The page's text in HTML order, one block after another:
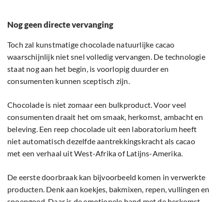
Nog geen directe vervanging
Toch zal kunstmatige chocolade natuurlijke cacao
waarschijnlijk niet snel volledig vervangen. De technologie
staat nog aan het begin, is voorlopig duurder en
consumenten kunnen sceptisch zijn.
Chocolade is niet zomaar een bulkproduct. Voor veel
consumenten draait het om smaak, herkomst, ambacht en
beleving. Een reep chocolade uit een laboratorium heeft
niet automatisch dezelfde aantrekkingskracht als cacao
met een verhaal uit West-Afrika of Latijns-Amerika.
De eerste doorbraak kan bijvoorbeeld komen in verwerkte
producten. Denk aan koekjes, bakmixen, repen, vullingen en